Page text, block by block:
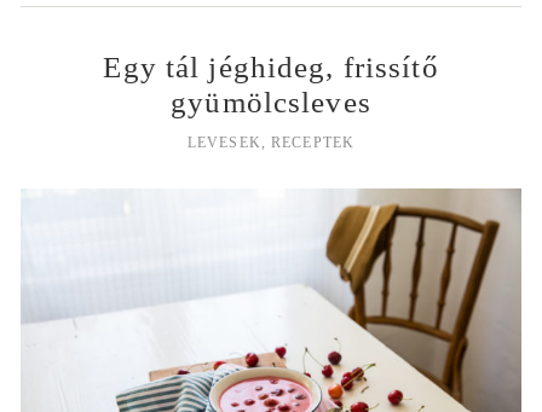
Egy tál jéghideg, frissítő
gyümölcsleves
LEVESEK,RECEPTEK